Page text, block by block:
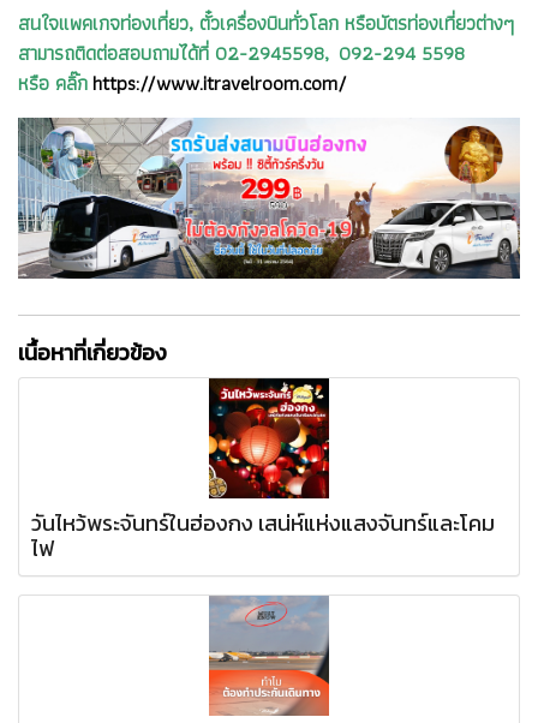
สนใจแพคเกจท่องเที่ยว, ตั๋วเครื่องบินทั่วโลก หรือบัตรท่องเที่ยวต่างๆ
สามารถติดต่อสอบถามได้ที่ 02-2945598, 092-294 5598
หรือ คลิ๊กhttps://www.itravelroom.com/
เนื้อหาที่เกี่ยวข้อง
วันไหว้พระจันทร์ในฮ่องกง เสน่ห์แห่งแสงจันทร์และโคม
ไฟ